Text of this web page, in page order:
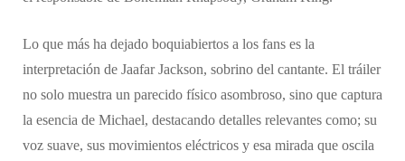
​Lo que más ha dejado boquiabiertos a los fans es la
interpretación de Jaafar Jackson, sobrino del cantante. El tráiler
no solo muestra un parecido físico asombroso, sino que captura
la esencia de Michael, destacando detalles relevantes como; su
voz suave, sus movimientos eléctricos y esa mirada que oscila